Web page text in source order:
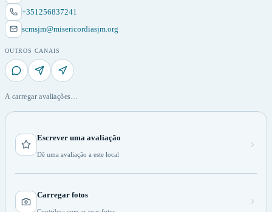
+351256837241
scmsjm@misericordiasjm.org
OUTROS CANAIS
A carregar avaliações…
Escrever uma avaliação
Dê uma avaliação a este local
Carregar fotos